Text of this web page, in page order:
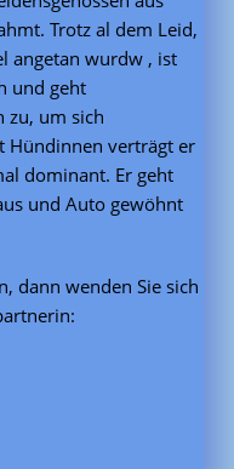
Trotz al dem Leid,
angetan wurdw , ist
und geht
zu, um sich
Hündinnen verträgt er
dominant. Er geht
und Auto gewöhnt
dann wenden Sie sich